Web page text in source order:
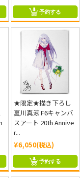
予約する
★限定★描き下ろし
夏川真涼 F6キャンバ
スアート 20th Annive
r...
¥6,050(税込)
予約する